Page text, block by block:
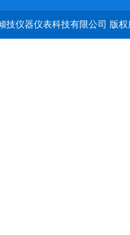
技仪器仪表科技有限公司 版